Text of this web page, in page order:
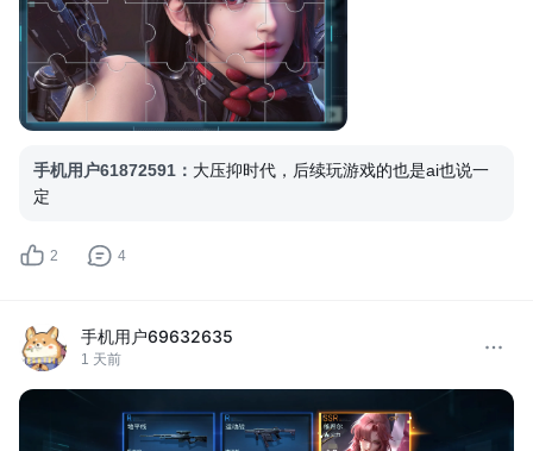
手机用户61872591 ： 大压抑时代，后续玩游戏的也是ai也说一
定
2 4
手机用户69632635
1 天前